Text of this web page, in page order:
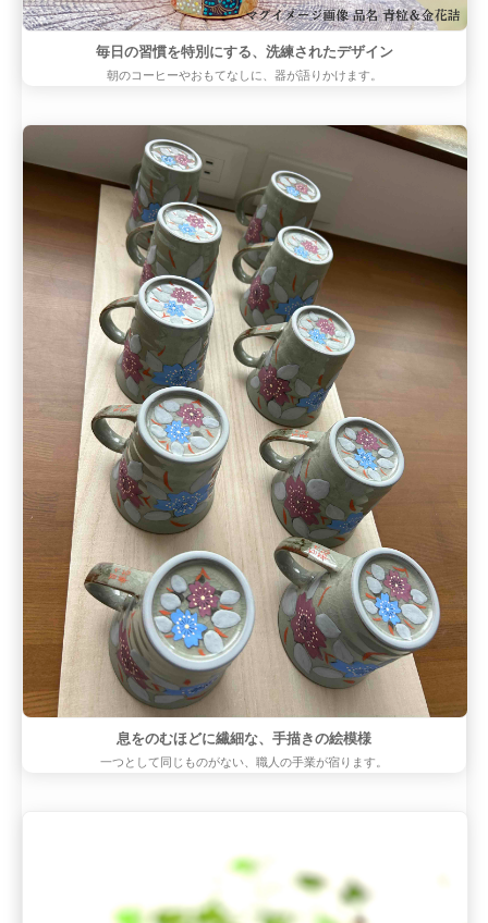
毎日の習慣を特別にする、洗練されたデザイン
朝のコーヒーやおもてなしに、器が語りかけます。
息をのむほどに繊細な、手描きの絵模様
一つとして同じものがない、職人の手業が宿ります。